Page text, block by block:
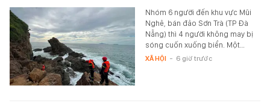
Nhóm 6 người đến khu vực Mũi
Nghê, bán đảo Sơn Trà (TP Đà
Nẵng) thì 4 người không may bị
sóng cuốn xuống biển. Một…
XÃ HỘI - 6 giờ trước